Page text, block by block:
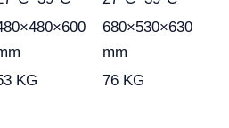
680×530×630
mm
KG 76 KG